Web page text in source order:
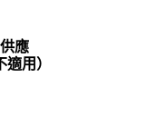
應
用）